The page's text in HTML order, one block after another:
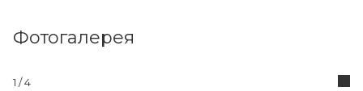
Фотогалерея
1 / 4